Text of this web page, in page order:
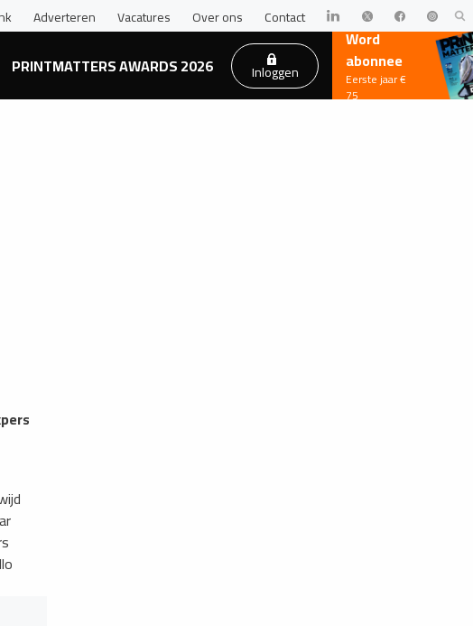
Adverteren Vacatures Over ons Contact
PRINTMATTERS AWARDS 2026 Inloggen
Word
abonnee
Eerste jaar €
75